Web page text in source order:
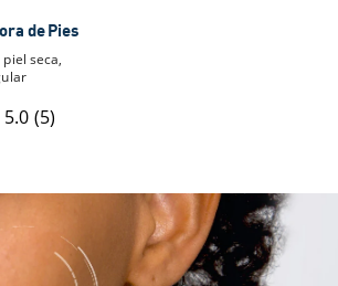
de Pies
seca,
5.0 (5)